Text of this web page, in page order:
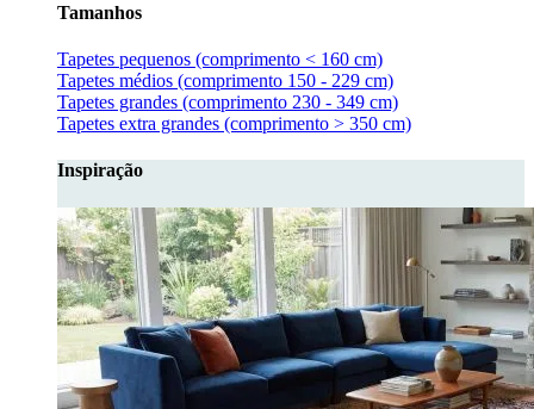
Tamanhos
Tapetes pequenos (comprimento < 160 cm)
Tapetes médios (comprimento 150 - 229 cm)
Tapetes grandes (comprimento 230 - 349 cm)
Tapetes extra grandes (comprimento > 350 cm)
Inspiração